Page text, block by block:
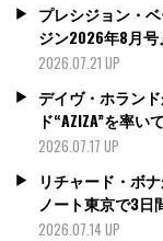
プレシジョン・
ジン2026年8月
2026.07.21 UP
デイヴ・ホラン
ド“AZIZA”を率
2026.07.17 UP
リチャード・ボ
ノート東京で3日
2026.07.14 UP